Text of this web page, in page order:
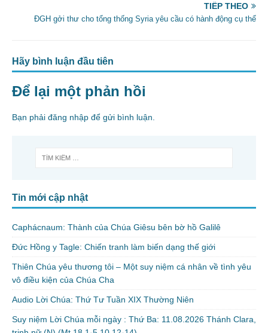
k
TIẾP THEO
ĐGH gởi thư cho tổng thống Syria yêu cầu có hành động cụ thể
Hãy bình luận đầu tiên
Để lại một phản hồi
Bạn phải đăng nhập để gửi bình luận.
Tin mới cập nhật
Caphácnaum: Thành của Chúa Giêsu bên bờ hồ Galilê
Đức Hồng y Tagle: Chiến tranh làm biến dạng thế giới
Thiên Chúa yêu thương tôi – Một suy niệm cá nhân về tình yêu
vô điều kiện của Chúa Cha
Audio Lời Chúa: Thứ Tư Tuần XIX Thường Niên
Suy niệm Lời Chúa mỗi ngày : Thứ Ba: 11.08.2026 Thánh Clara,